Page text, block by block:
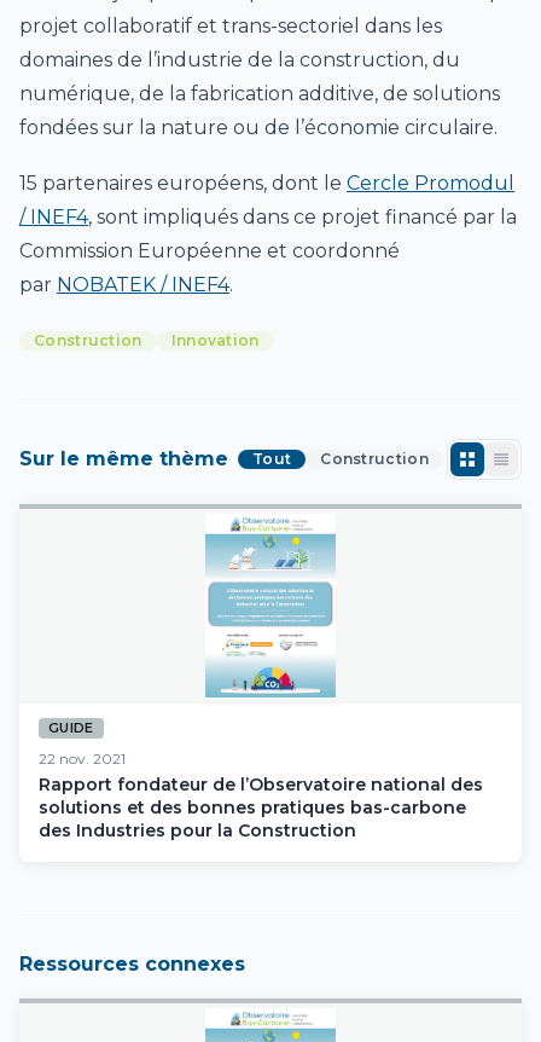
projet collaboratif et trans-sectoriel dans les
domaines de l’industrie de la construction, du
numérique, de la fabrication additive, de solutions
fondées sur la nature ou de l’économie circulaire.
15 partenaires européens, dont le Cercle Promodul
/ INEF4, sont impliqués dans ce projet financé par la
Commission Européenne et coordonné
par NOBATEK / INEF4.
Construction Innovation
Sur le même thème Tout Construction
GUIDE
22 nov. 2021
Rapport fondateur de l’Observatoire national des
solutions et des bonnes pratiques bas-carbone
des Industries pour la Construction
Ressources connexes